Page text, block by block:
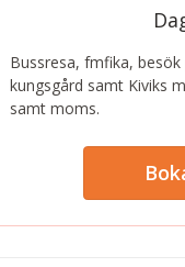
Bussresa, fmfika, besök
kungsgård samt Kiviks
samt moms.